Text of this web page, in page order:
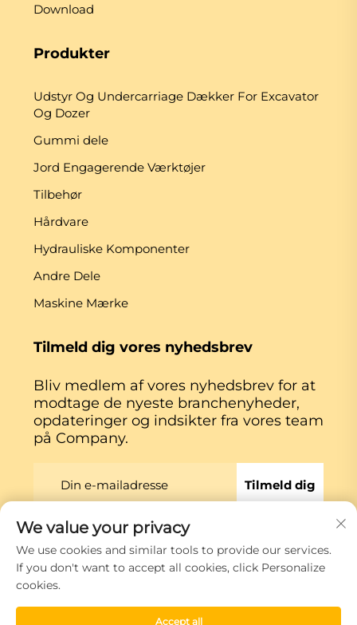
Download
Produkter
Udstyr Og Undercarriage Dækker For Excavator
Og Dozer
Gummi dele
Jord Engagerende Værktøjer
Tilbehør
Hårdvare
Hydrauliske Komponenter
Andre Dele
Maskine Mærke
Tilmeld dig vores nyhedsbrev
Bliv medlem af vores nyhedsbrev for at
modtage de nyeste branchenyheder,
opdateringer og indsikter fra vores team
på Company.
Tilmeld dig
Copyright © Xiamen Globe Machine Co.,ltd.
Privatlivspolitik
We value your privacy
We use cookies and similar tools to provide our services.
If you don't want to accept all cookies, click Personalize
cookies.
Accept all